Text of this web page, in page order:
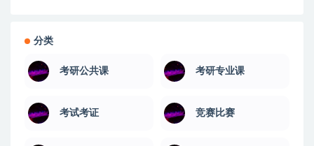
分类
考研公共课 考研专业课
考试考证 竞赛比赛